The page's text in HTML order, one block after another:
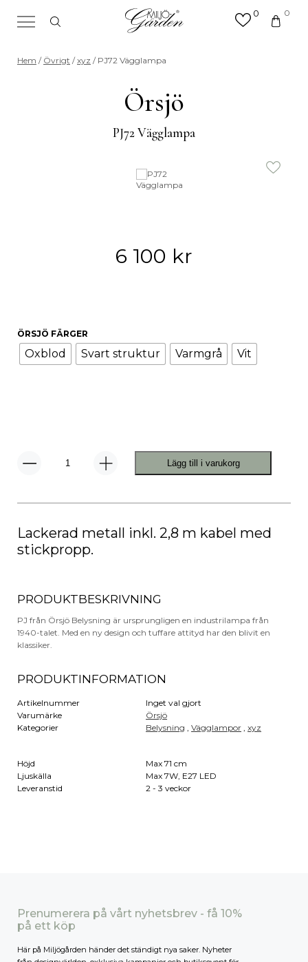
0 0
Sök efter valfri produkt eller
kategori
Hem / Övrigt /xyz / PJ72 Vägglampa
Örsjö
PJ72 Vägglampa
6 100 kr
ÖRSJÖ FÄRGER
Oxblod Svart struktur Varmgrå Vit
PJ72
Lägg till i varukorg
Lackerad metall inkl. 2,8 m kabel med
stickpropp.
PRODUKTBESKRIVNING
PJ från Örsjö Belysning är ursprungligen en industrilampa från
1940-talet. Med en ny design och tuffare attityd har den blivit en
klassiker.
PRODUKTINFORMATION
Artikelnummer
Inget val gjort
Varumärke
Örsjö
Kategorier
Belysning ,Vägglampor ,xyz
Höjd
Max 71 cm
Ljuskälla
Max 7W, E27 LED
Leveranstid
2 - 3 veckor
Prenumerera på vårt nyhetsbrev - få 10%
på ett köp
Här på Miljögården händer det ständigt nya saker. Nyheter